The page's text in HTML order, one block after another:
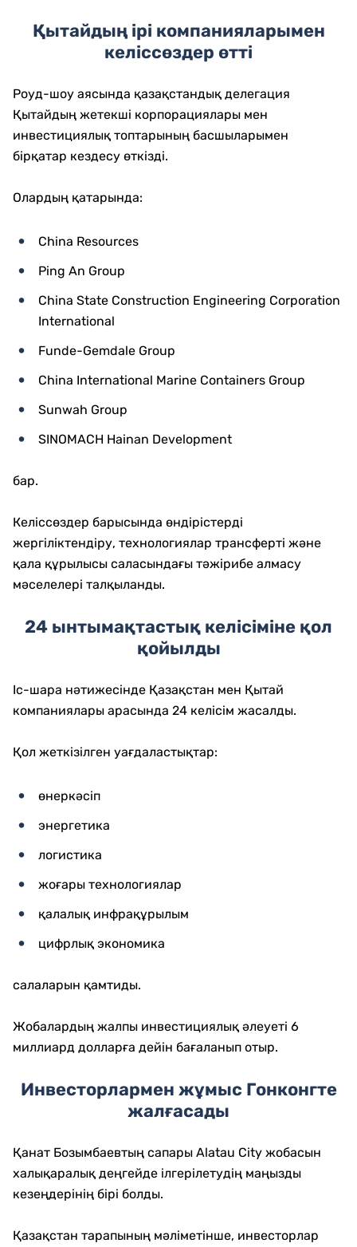
Қытайдың ірі компанияларымен
келіссөздер өтті
Роуд-шоу аясында қазақстандық делегация
Қытайдың жетекші корпорациялары мен
инвестициялық топтарының басшыларымен
бірқатар кездесу өткізді.
Олардың қатарында:
China Resources
Ping An Group
China State Construction Engineering Corporation
International
Funde-Gemdale Group
China International Marine Containers Group
Sunwah Group
SINOMACH Hainan Development
бар.
Келіссөздер барысында өндірістерді
жергіліктендіру, технологиялар трансферті және
қала құрылысы саласындағы тәжірибе алмасу
мәселелері талқыланды.
24 ынтымақтастық келісіміне қол
қойылды
Іс-шара нәтижесінде Қазақстан мен Қытай
компаниялары арасында 24 келісім жасалды.
Қол жеткізілген уағдаластықтар:
өнеркәсіп
энергетика
логистика
жоғары технологиялар
қалалық инфрақұрылым
цифрлық экономика
салаларын қамтиды.
Жобалардың жалпы инвестициялық әлеуеті 6
миллиард долларға дейін бағаланып отыр.
Инвесторлармен жұмыс Гонконгте
жалғасады
Қанат Бозымбаевтың сапары Alatau City жобасын
халықаралық деңгейде ілгерілетудің маңызды
кезеңдерінің бірі болды.
Қазақстан тарапының мәліметінше, инвесторлар